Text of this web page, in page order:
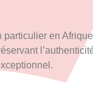
particulier en